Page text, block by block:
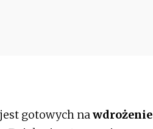
gotowych na